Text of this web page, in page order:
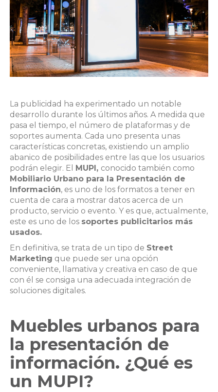
La publicidad ha experimentado un notable
desarrollo durante los últimos años. A medida que
pasa el tiempo, el número de plataformas y de
soportes aumenta. Cada uno presenta unas
características concretas, existiendo un amplio
abanico de posibilidades entre las que los usuarios
podrán elegir. El MUPI, conocido también como
Mobiliario Urbano para la Presentación de
Información, es uno de los formatos a tener en
cuenta de cara a mostrar datos acerca de un
producto, servicio o evento. Y es que, actualmente,
este es uno de los soportes publicitarios más
usados.
En definitiva, se trata de un tipo de Street
Marketing que puede ser una opción
conveniente, llamativa y creativa en caso de que
con él se consiga una adecuada integración de
soluciones digitales.
Muebles urbanos para
la presentación de
información. ¿Qué es
un MUPI?